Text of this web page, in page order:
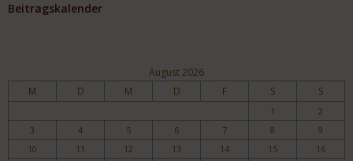
Beitragskalender
August 2026
M D M D F S S
1
2
3
4 5 6 7 8
9
10
11 12 13 14 15
16